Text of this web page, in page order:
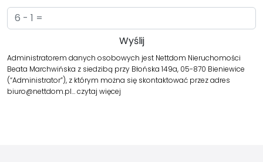
Administratorem danych osobowych jest Nettdom Nieruchomości
Beata Marchwińska z siedzibą przy Błońska 149a, 05-870 Bieniewice
(“Administrator”), z którym można się skontaktować przez adres
biuro@nettdom.pl…czytaj więcej